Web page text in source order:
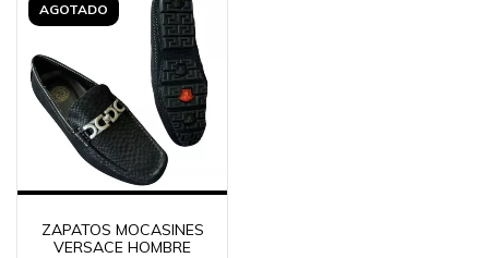
AGOTADO
ZAPATOS MOCASINES
VERSACE HOMBRE